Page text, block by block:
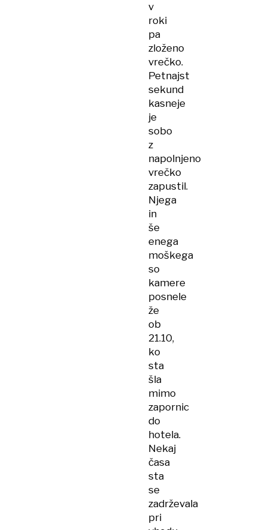
v
roki
pa
zloženo
vrečko.
Petnajst
sekund
kasneje
je
sobo
z
napolnjeno
vrečko
zapustil.
Njega
in
še
enega
moškega
so
kamere
posnele
že
ob
21.10,
ko
sta
šla
mimo
zapornic
do
hotela.
Nekaj
časa
sta
se
zadrževala
pri